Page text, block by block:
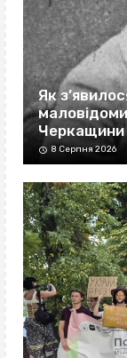
Як
Черкащини
8 Серпня 2026